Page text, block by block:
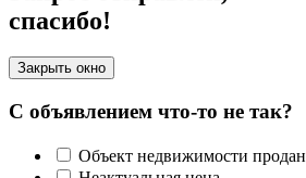
спасибо!
Закрыть окно
С объявлением что-то не так?
Объект недвижимости продан